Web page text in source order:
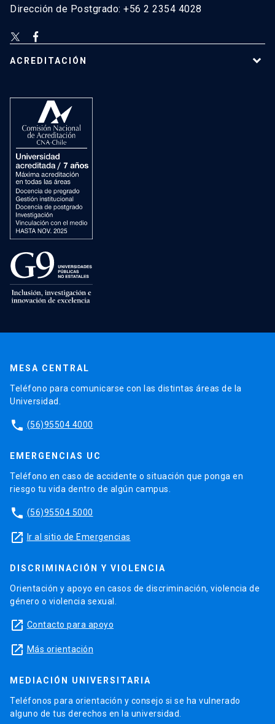
Dirección de Postgrado: +56 2 2354 4028
ACREDITACIÓN
MESA CENTRAL
Teléfono para comunicarse con las distintas áreas de la
Universidad.
phone (56)95504 4000
EMERGENCIAS UC
Teléfono en caso de accidente o situación que ponga en
riesgo tu vida dentro de algún campus.
phone (56)95504 5000
launch Ir al sitio de Emergencias
DISCRIMINACIÓN Y VIOLENCIA
Orientación y apoyo en casos de discriminación, violencia de
género o violencia sexual.
launch Contacto para apoyo
launch Más orientación
MEDIACIÓN UNIVERSITARIA
Teléfonos para orientación y consejo si se ha vulnerado
alguno de tus derechos en la universidad.